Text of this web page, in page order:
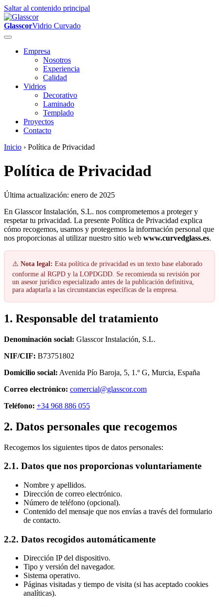
Saltar al contenido principal
GlasscorVidrio Curvado
Empresa
Nosotros
Experiencia
Calidad
Vidrios
Decorativo
Laminado
Templado
Proyectos
Contacto
Inicio › Política de Privacidad
Política de Privacidad
Última actualización: enero de 2025
En Glasscor Instalación, S.L. nos comprometemos a proteger y
respetar tu privacidad. La presente Política de Privacidad explica
cómo recogemos, usamos y protegemos la información personal que
nos proporcionas al utilizar nuestro sitio web www.curvedglass.es.
⚠️ Nota legal: Esta política de privacidad es un texto base elaborado
conforme al RGPD y la LOPDGDD. Se recomienda su revisión por
un asesor jurídico especializado antes de la publicación definitiva,
para adaptarla a las circunstancias específicas de la empresa.
1. Responsable del tratamiento
Denominación social: Glasscor Instalación, S.L.
NIF/CIF: B73751802
Domicilio social: Avenida Pío Baroja, 5, 1.º G, Murcia, España
Correo electrónico: comercial@glasscor.com
Teléfono: +34 968 886 055
2. Datos personales que recogemos
Recogemos los siguientes tipos de datos personales:
2.1. Datos que nos proporcionas voluntariamente
Nombre y apellidos.
Dirección de correo electrónico.
Número de teléfono (opcional).
Contenido del mensaje que nos envías a través del formulario
de contacto.
2.2. Datos recogidos automáticamente
Dirección IP del dispositivo.
Tipo y versión del navegador.
Sistema operativo.
Páginas visitadas y tiempo de visita (si has aceptado cookies
analíticas).